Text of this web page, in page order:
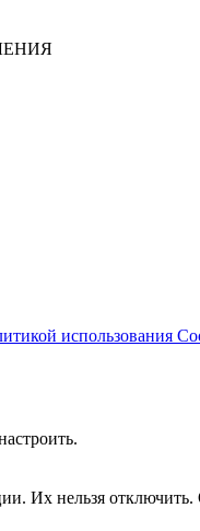
использования
Их нельзя